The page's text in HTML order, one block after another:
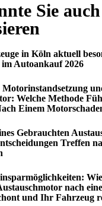
Sie auch
in Köln aktuell
Autoankauf 2026
Welche Methode
Einem
Gebrauchten
Treffen
nach
und Ihr Fahrzeug